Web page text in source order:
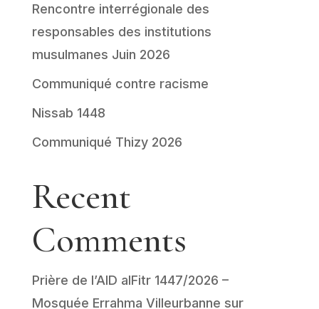
Rencontre interrégionale des
responsables des institutions
musulmanes Juin 2026
Communiqué contre racisme
Nissab 1448
Communiqué Thizy 2026
Recent
Comments
Prière de l’AID alFitr 1447/2026 –
Mosquée Errahma Villeurbanne sur